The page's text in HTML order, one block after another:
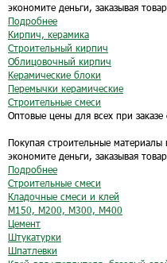
экономите деньги, заказывая
Подробнее
Кирпич, керамика
Строительный кирпич
Облицовочный кирпич
Керамические блоки
Перемычки керамические
Строительные смеси
Оптовые цены для всех при
Покупая строительные
экономите деньги, заказывая
Подробнее
Строительные смеси
Кладочные смеси и клей
М150, М200, М300, М400
Цемент
Штукатурки
Шпатлевки